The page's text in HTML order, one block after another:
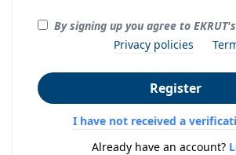
By signing up you agree to EKRUT's
Privacy policies
Register
I have not received a
Already have an account?